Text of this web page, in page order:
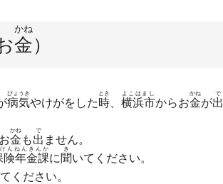
金
かね
）
病気
びょうき
やけがをした時
とき
横浜市
よこはまし
からお金
かね
が出
で
金
かね
も出
で
ません。
険年金課
んねんきんか
に聞
き
いてください。
てください。